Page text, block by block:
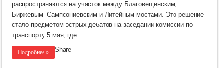
на
по
Неве
распространяются на участок между Благовещенским,
Биржевым, Сампсониевским и Литейным мостами. Это решение
стало предметом острых дебатов на заседании комиссии по
транспорту 5 мая, где …
Подробнее » Share